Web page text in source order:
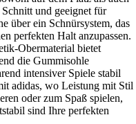
und geeignet für
über ein Schnürsystem, das
perfekten Halt anzupassen.
Obermaterial bietet
die Gummisohle
intensiver Spiele stabil
adidas, wo Leistung mit Stil
oder zum Spaß spielen,
sind Ihre perfekten